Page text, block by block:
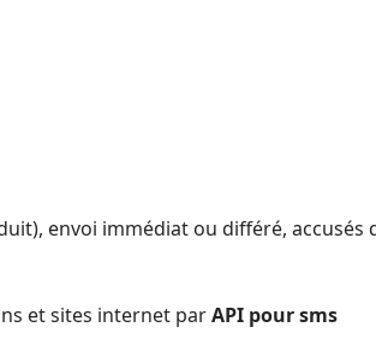
envoi immédiat ou différé, accusés
et sites internet parAPI pour sms